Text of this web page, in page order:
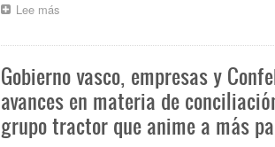
Lee mássobre
año
con
caídas
tanto
del
número
Gobierno vasco, empresas y
avances en materia de
grupo tractor que anime a más